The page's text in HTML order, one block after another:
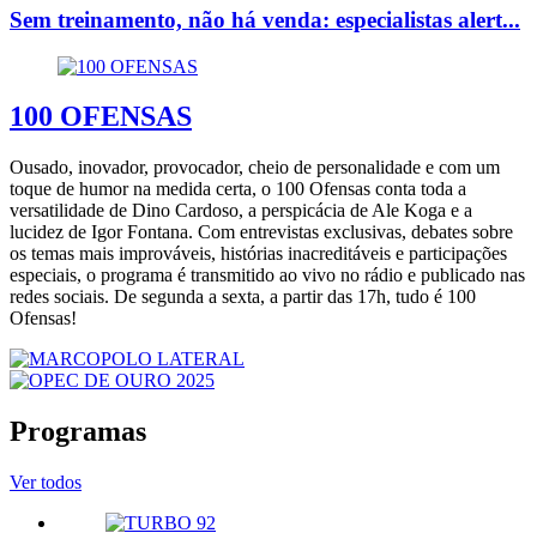
Sem treinamento, não há venda: especialistas alert...
100 OFENSAS
Ousado, inovador, provocador, cheio de personalidade e com um
toque de humor na medida certa, o 100 Ofensas conta toda a
versatilidade de Dino Cardoso, a perspicácia de Ale Koga e a
lucidez de Igor Fontana. Com entrevistas exclusivas, debates sobre
os temas mais improváveis, histórias inacreditáveis e participações
especiais, o programa é transmitido ao vivo no rádio e publicado nas
redes sociais. De segunda a sexta, a partir das 17h, tudo é 100
Ofensas!
Programas
Ver todos